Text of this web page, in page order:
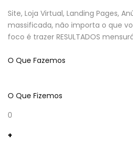
Site, Loja Virtual, Landing Pages,
massificada, não importa o que
foco é trazer RESULTADOS
O Que Fazemos
O Que Fizemos
0
+